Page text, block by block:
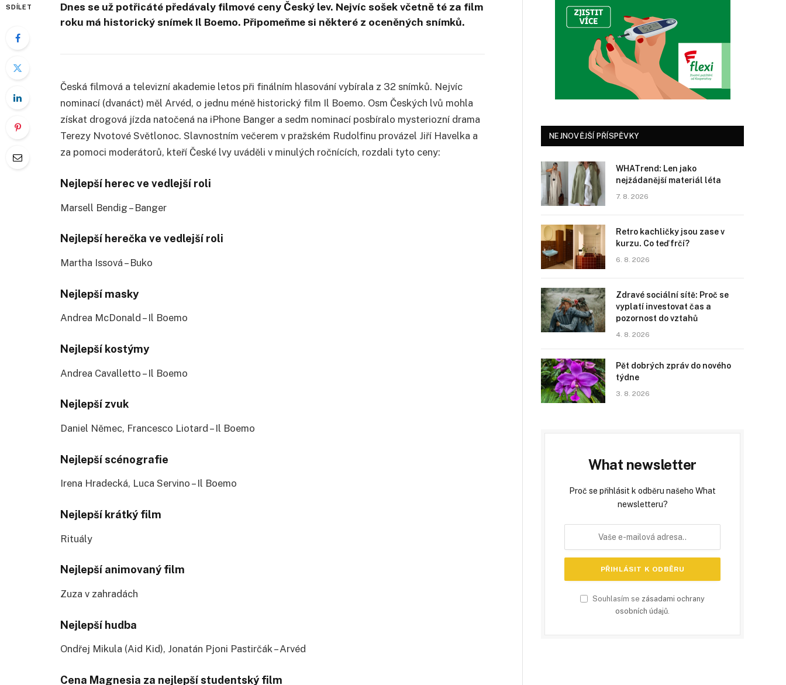
SDÍLET
Dnes se už potřicáté předávaly filmové ceny Český lev. Nejvíc sošek včetně té za film
roku má historický snímek Il Boemo. Připomeňme si některé z oceněných snímků.
Česká filmová a televizní akademie letos při finálním hlasování vybírala z 32 snímků. Nejvíc
nominací (dvanáct) měl Arvéd, o jednu méně historický film Il Boemo. Osm Českých lvů mohla
získat drogová jízda natočená na iPhone Banger a sedm nominací posbíralo mysteriozní drama
Terezy Nvotové Světlonoc. Slavnostním večerem v pražském Rudolfinu provázel Jiří Havelka a
za pomoci moderátorů, kteří České lvy uváděli v minulých ročnících, rozdali tyto ceny:
Nejlepší herec ve vedlejší roli
Marsell Bendig – Banger
Nejlepší herečka ve vedlejší roli
Martha Issová – Buko
Nejlepší masky
Andrea McDonald – Il Boemo
Nejlepší kostýmy
Andrea Cavalletto – Il Boemo
Nejlepší zvuk
Daniel Němec, Francesco Liotard – Il Boemo
Nejlepší scénografie
Irena Hradecká, Luca Servino – Il Boemo
Nejlepší krátký film
Rituály
Nejlepší animovaný film
Zuza v zahradách
Nejlepší hudba
Ondřej Mikula (Aid Kid), Jonatán Pjoni Pastirčák – Arvéd
Cena Magnesia za nejlepší studentský film
NEJNOVĚJŠÍ PŘÍSPĚVKY
WHATrend: Len jako
nejžádanější materiál léta
7. 8. 2026
Retro kachličky jsou zase v
kurzu. Co teď frčí?
6. 8. 2026
Zdravé sociální sítě: Proč se
vyplatí investovat čas a
pozornost do vztahů
4. 8. 2026
Pět dobrých zpráv do nového
týdne
3. 8. 2026
What newsletter
Proč se přihlásit k odběru našeho What
newsletteru?
Souhlasím se zásadami ochrany
osobních údajů